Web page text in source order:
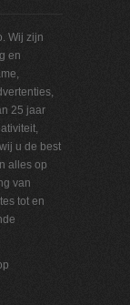
Wij zijn
en
25 jaar
u de best
alles op
van
tot en